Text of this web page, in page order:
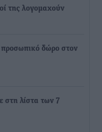
της λογομαχούν
δώρο στον
στη λίστα των 7